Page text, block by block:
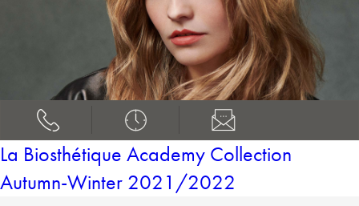
La Biosthétique Academy Collection
Autumn-Winter 2021/2022